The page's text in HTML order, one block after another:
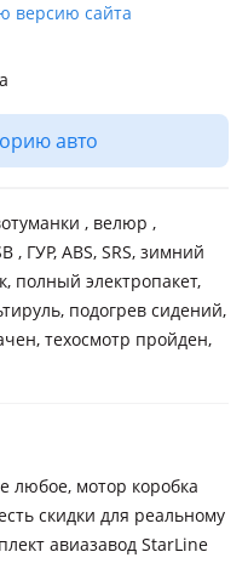
версию сайта
авто
, велюр ,
, ГУР, ABS, SRS, зимний
полный электропакет,
подогрев сидений,
техосмотр пройден,
любое, мотор коробка
скидки для реальному
авиазавод StarLine